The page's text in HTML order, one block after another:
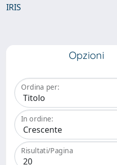
IRIS
Opzioni
Ordina per:
In ordine:
Risultati/Pagina